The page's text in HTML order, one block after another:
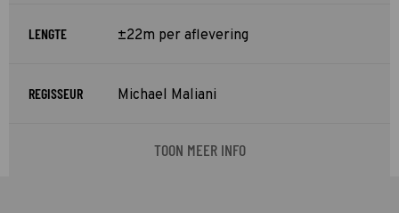
LENGTE ±22m per aflevering
REGISSEUR Michael Maliani
TOON MEER INFO